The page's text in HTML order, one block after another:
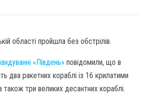
області пройшла без обстрілів.
«Південь» повідомили, що в
два ракетних кораблі із 16 крилатими
також три великих десантних кораблі.